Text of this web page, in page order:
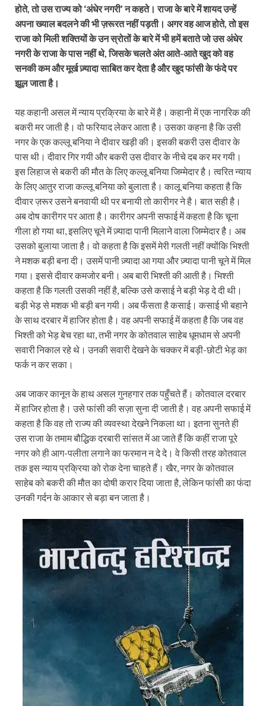
होते, तो उस राज्य को ‘अंधेर नगरी’ न कहते। राजा के बारे में शायद उन्‍हें
अपना ख्याल बदलने की भी ज़रूरत नहीं पड़ती। अगर वह आज होते, तो इस
राजा को मिली शक्तियों के उन स्रोतों के बारे में भी हमें बताते जो उस अंधेर
नगरी के राजा के पास नहीं थे, जिसके चलते अंत आते-आते खुद को वह
सनकी कम और मूर्ख ज़्यादा साबित कर देता है और खुद फांसी के फंदे पर
झूल जाता है।
यह कहानी असल में न्याय प्रक्रिया के बारे में है। कहानी में एक नागरिक की
बकरी मर जाती है। वो फरियाद लेकर आता है। उसका कहना है कि उसी
नगर के एक कल्लू बनिया ने दीवार खड़ी की। इसकी बकरी उस दीवार के
पास थी। दीवार गिर गयी और बकरी उस दीवार के नीचे दब कर मर गयी।
इस लिहाज से बकरी की मौत के लिए कल्लू बनिया जिम्मेदार है। त्वरित न्याय
के लिए आतुर राजा कल्लू बनिया को बुलाता है। कालू बनिया कहता है कि
दीवार ज़रूर उसने बनवायी थी पर बनायी तो कारीगर ने है। बात सही है।
अब दोष कारीगर पर आता है। कारीगर अपनी सफाई में कहता है कि चूना
गीला हो गया था, इसलिए चूने में ज़्यादा पानी मिलाने वाला जिम्मेदार है। अब
उसको बुलाया जाता है। वो कहता है कि इसमें मेरी गलती नहीं क्योंकि भिश्ती
ने मशक बड़ी बना दी। उसमें पानी ज़्यादा आ गया और ज़्यादा पानी चूने में मिल
गया। इससे दीवार कमजोर बनी। अब बारी भिश्ती की आती है। भिश्ती
कहता है कि गलती उसकी नहीं है, बल्कि उसे कसाई ने बड़ी भेड़ दे दी थी।
बड़ी भेड़ से मशक भी बड़ी बन गयी। अब फँसता है कसाई। कसाई भी बहाने
के साथ दरबार में हाजिर होता है। वह अपनी सफाई में कहता है कि जब वह
भिश्ती को भेड़ बेच रहा था, तभी नगर के कोतवाल साहेब धूमधाम से अपनी
सवारी निकाल रहे थे। उनकी सवारी देखने के चक्‍कर में बड़ी-छोटी भेड़ का
फर्क न कर सका।
अब जाकर कानून के हाथ असल गुनहगार तक पहुँचते हैं। कोतवाल दरबार
में हाजिर होता है। उसे फांसी की सज़ा सुना दी जाती है। वह अपनी सफाई में
कहता है कि वह तो राज्‍य की व्यवस्था देखने निकला था। इतना सुनते ही
उस राजा के तमाम बौद्धिक दरबारी सांसत में आ जाते हैं कि कहीं राजा पूरे
नगर को ही आग-पलीता लगाने का फरमान न दे दे। वे किसी तरह कोतवाल
तक इस न्याय प्रक्रिया को रोक देना चाहते हैं। खैर, नगर के कोतवाल
साहेब को बकरी की मौत का दोषी करार दिया जाता है, लेकिन फांसी का फंदा
उनकी गर्दन के आकार से बड़ा बन जाता है।